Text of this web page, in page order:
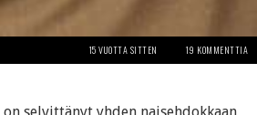
15 VUOTTA SITTEN 19 KOMMENTTIA
on selvittänyt yhden naisehdokkaan